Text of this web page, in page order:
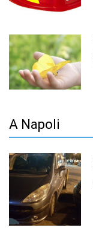
A Napoli